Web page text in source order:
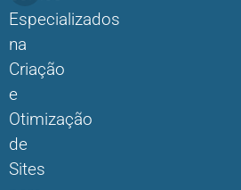
Especializados
na
Criação
e
Otimização
de
Sites